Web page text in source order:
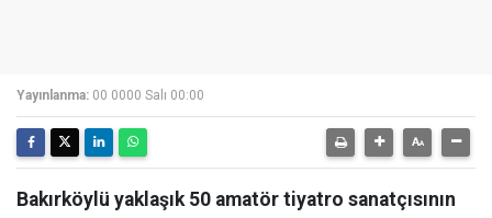
Yayınlanma: 00 0000 Salı 00:00
Bakırköylü yaklaşık 50 amatör tiyatro sanatçısının